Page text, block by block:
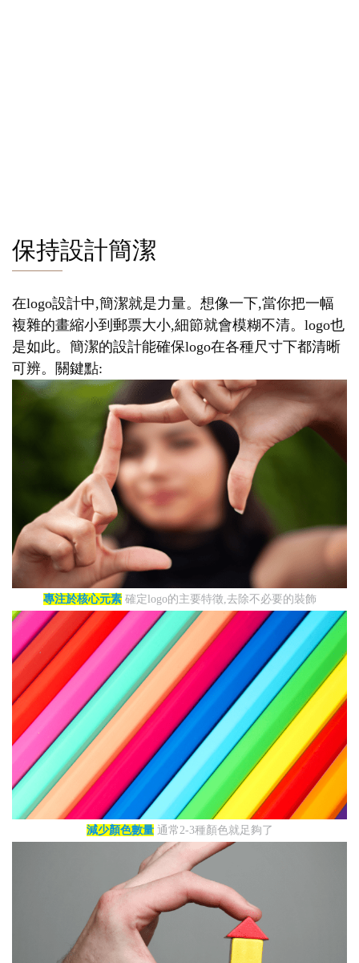
保持設計簡潔
在logo設計中,簡潔就是力量。想像一下,當你把一幅
複雜的畫縮小到郵票大小,細節就會模糊不清。logo也
是如此。簡潔的設計能確保logo在各種尺寸下都清晰
可辨。關鍵點:
專注於核心元素確定logo的主要特徵,去除不必要的裝飾
減少顏色數量通常2-3種顏色就足夠了